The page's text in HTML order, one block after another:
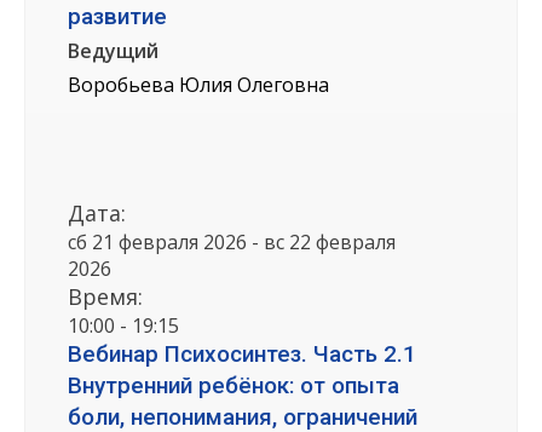
развитие
Ведущий
Воробьева Юлия Олеговна
Дата:
сб 21 февраля 2026 - вс 22 февраля
2026
Время:
10:00 - 19:15
Вебинар Психосинтез. Часть 2.1
Внутренний ребёнок: от опыта
боли, непонимания, ограничений